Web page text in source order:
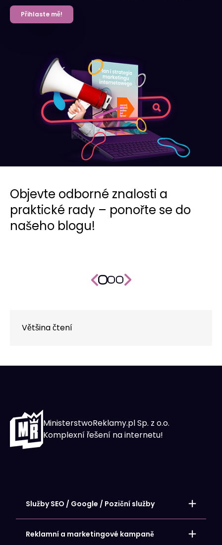
Přihlaste mě!
Objevte odborné znalosti a
praktické rady – ponořte se do
našeho blogu!
Většina čtení
MinisterstwoReklamy.pl Sp. z o.o.
Komplexní řešení na internetu!
Služby SEO / Google / Poziční služby
Místní umístění – stránky SEO
Umístění internetových obchodů
Umístění webových stránek
Reklamní a marketingové kampaně